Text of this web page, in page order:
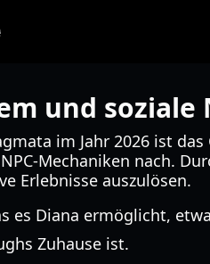
und soziale
im Jahr 2026 ist
Mechaniken nach.
Erlebnisse auszulösen.
es Diana ermöglicht,
Zuhause ist.